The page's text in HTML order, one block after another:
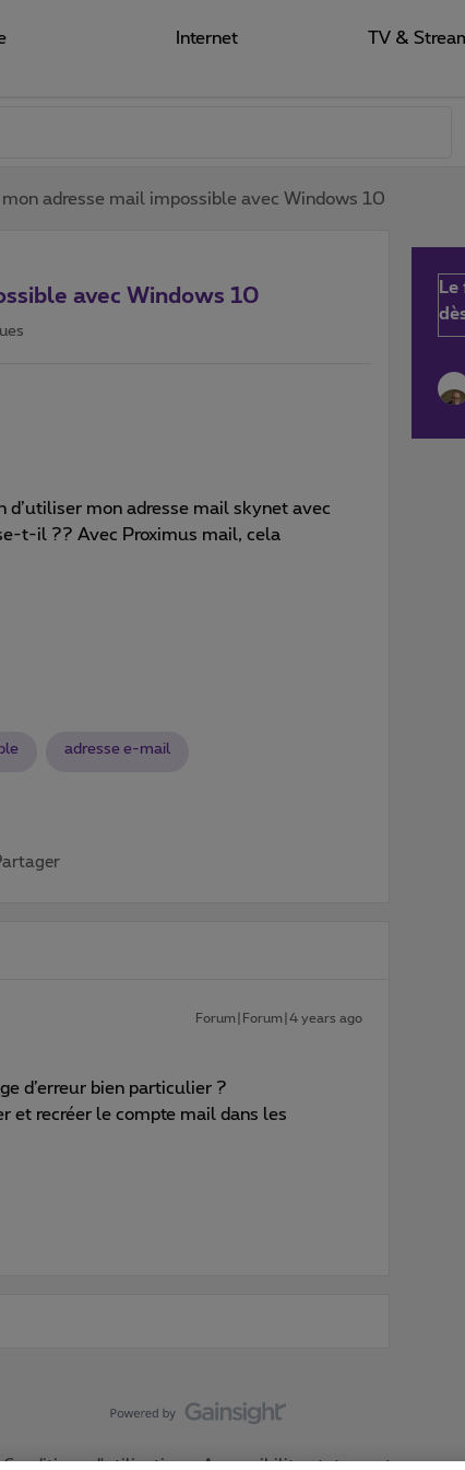
Internet TV &
adresse mail impossible avec Windows 10
avec Windows 10
d’utiliser mon adresse mail skynet avec
t-il ?? Avec Proximus mail, cela
adresse e-mail
Forum|Forum|4 years ago
d’erreur bien particulier ?
et recréer le compte mail dans les
Conditions d'utilisation Accessibility statement